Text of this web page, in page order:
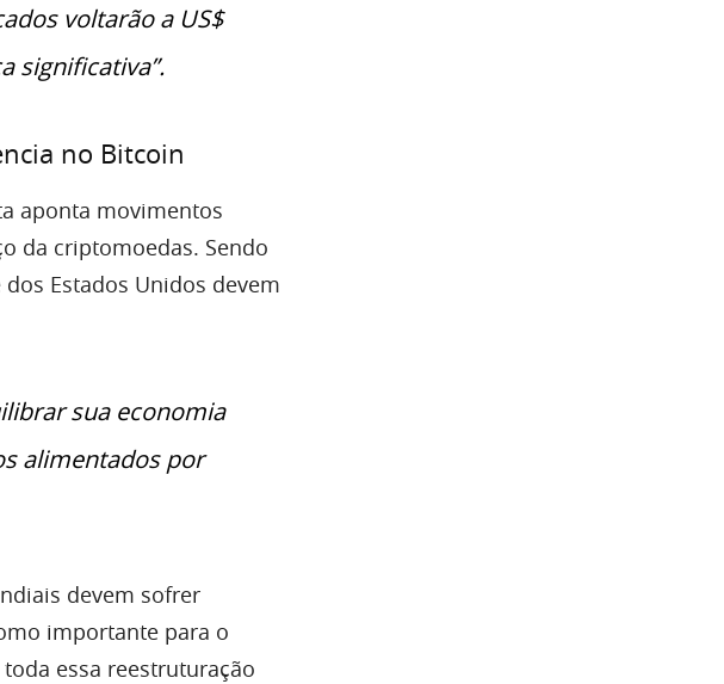
voltarão a US$
significativa”.
no Bitcoin
aponta movimentos
da criptomoedas. Sendo
Estados Unidos devem
sua economia
alimentados por
devem sofrer
importante para o
essa reestruturação